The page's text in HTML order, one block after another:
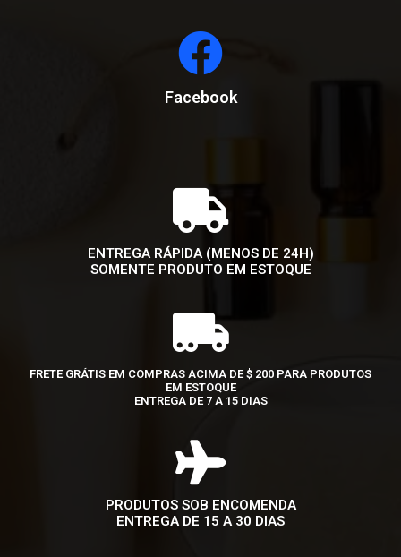
Facebook
ENTREGA RÁPIDA (MENOS DE 24H)
SOMENTE PRODUTO EM ESTOQUE
FRETE GRÁTIS EM COMPRAS ACIMA DE $ 200 PARA PRODUTOS
EM ESTOQUE
ENTREGA DE 7 A 15 DIAS
PRODUTOS SOB ENCOMENDA
ENTREGA DE 15 A 30 DIAS